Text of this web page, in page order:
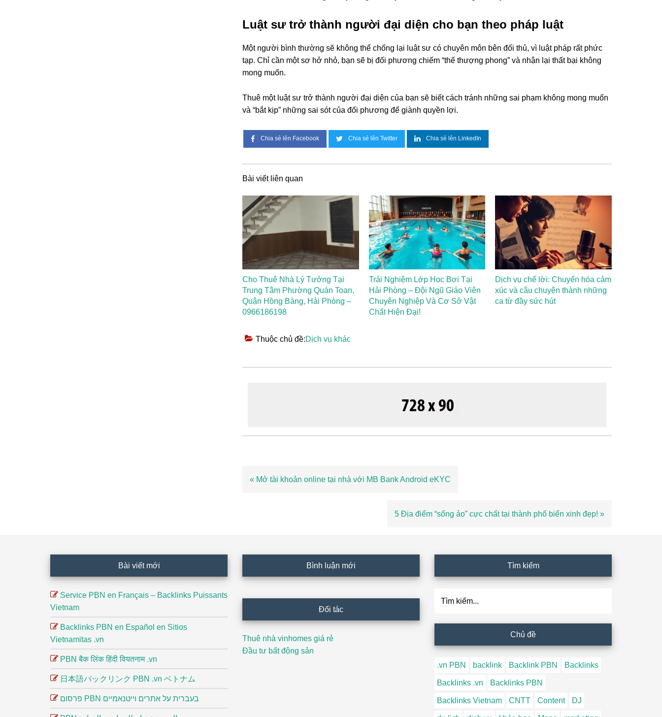
Luật sư trở thành người đại diện cho bạn theo pháp luật
Một người bình thường sẽ không thể chống lại luật sư có chuyên môn bên đối thủ, vì luật pháp rất phức
tạp. Chỉ cần một sơ hở nhỏ, bạn sẽ bị đối phương chiếm “thế thượng phong” và nhận lại thất bại không
mong muốn.
Thuê một luật sư trở thành người đại diện của bạn sẽ biết cách tránh những sai phạm không mong muốn
và “bắt kịp” những sai sót của đối phương để giành quyền lợi.
Chia sẻ lên Facebook Chia sẻ lên Twitter Chia sẻ lên LinkedIn
Bài viết liên quan
Cho Thuê Nhà Lý Tưởng Tại
Trung Tâm Phường Quán Toan,
Quận Hồng Bàng, Hải Phòng –
0966186198
Trải Nghiệm Lớp Học Bơi Tại
Hải Phòng – Đội Ngũ Giáo Viên
Chuyên Nghiệp Và Cơ Sở Vật
Chất Hiện Đại!
Dịch vụ chế lời: Chuyển hóa cảm
xúc và câu chuyện thành những
ca từ đầy sức hút
Thuộc chủ đề:Dịch vụ khác
Bài
« Mở tài khoản online tại nhà với MB Bank Android eKYC
Bài
5 Địa điểm “sống ảo” cực chất tại thành phố biển xinh đẹp! »
Bài viết mới
Service PBN en Français – Backlinks Puissants
Vietnam
Backlinks PBN en Español en Sitios
Vietnamitas .vn
PBN बैक लिंक हिंदी वियतनाम .vn
日本語バックリンク PBN .vn ベトナム
פרסום PBN בעברית על אתרים וייטנאמיים
Bình luận mới
Đối tác
Thuê nhà vinhomes giá rẻ
Đầu tư bất động sản
Tìm kiếm
Chủ đề
.vn PBN backlink Backlink PBN Backlinks
Backlinks .vn Backlinks PBN
Backlinks Vietnam CNTT Content DJ